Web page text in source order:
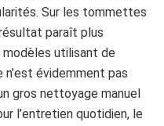
Sur les tommettes
paraît plus
modèles utilisant de
évidemment pas
gros nettoyage manuel
l’entretien quotidien, le